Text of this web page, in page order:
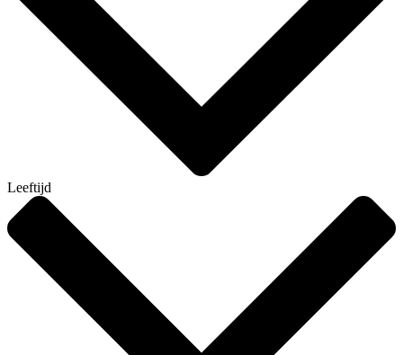
Leeftijd